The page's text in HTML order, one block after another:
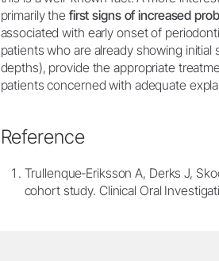
primarily the first signs of increased
associated with early onset of
patients who are already showing
depths), provide the appropriate
patients concerned with adequate
Reference
Trullenque‐Eriksson A, Derks J,
cohort study. Clinical Oral